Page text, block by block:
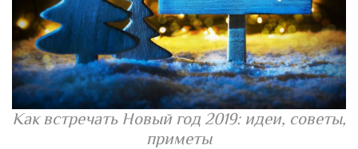
Как встречать Новый год 2019: идеи, советы,
приметы